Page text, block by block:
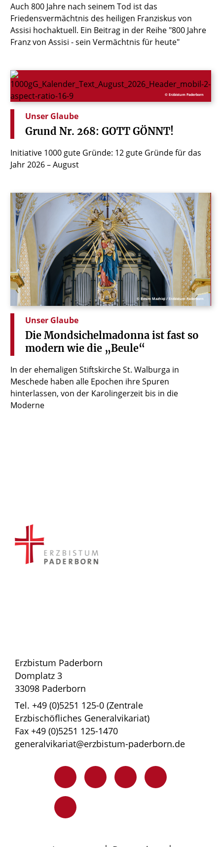
Auch 800 Jahre nach seinem Tod ist das
Friedensvermächtnis des heiligen Franziskus von
Assisi hochaktuell. Ein Beitrag in der Reihe "800 Jahre
Franz von Assisi - sein Vermächtnis für heute"
© Erzbistum Paderborn
Unser Glaube
Grund Nr. 268: GOTT GÖNNT!
Initiative 1000 gute Gründe: 12 gute Gründe für das
Jahr 2026 – August
© Besim Mazhiqi / Erzbistum Paderborn
Unser Glaube
Die Mondsichelmadonna ist fast so
modern wie die „Beule“
In der ehemaligen Stiftskirche St. Walburga in
Meschede haben alle Epochen ihre Spuren
hinterlassen, von der Karolingerzeit bis in die
Moderne
Erzbistum Paderborn
Domplatz 3
33098 Paderborn
Tel. +49 (0)5251 125-0 (Zentrale
Erzbischöfliches Generalvikariat)
Fax +49 (0)5251 125-1470
generalvikariat@erzbistum-paderborn.de